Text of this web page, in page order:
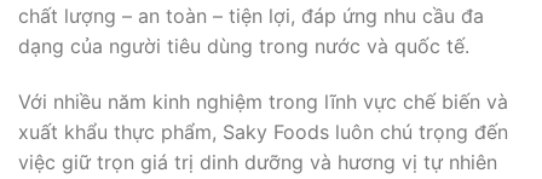
chất lượng – an toàn – tiện lợi, đáp ứng nhu cầu đa
dạng của người tiêu dùng trong nước và quốc tế.
Với nhiều năm kinh nghiệm trong lĩnh vực chế biến và
xuất khẩu thực phẩm, Saky Foods luôn chú trọng đến
việc giữ trọn giá trị dinh dưỡng và hương vị tự nhiên